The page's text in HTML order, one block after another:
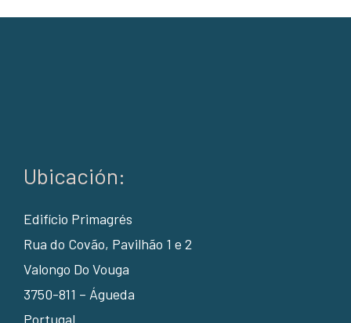
Ubicación:
Edifício Primagrés
Rua do Covão, Pavilhão 1 e 2
Valongo Do Vouga
3750-811 – Águeda
Portugal